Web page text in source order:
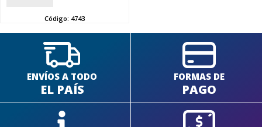
Código: 4743
ENVÍOS A TODO
EL PAÍS
FORMAS DE
PAGO